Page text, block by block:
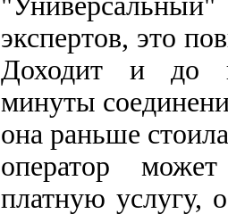
экспертов, это
Доходит и до
минуты
она раньше
оператор
платную услугу,